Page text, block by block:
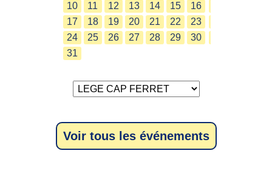
10
11 12 13 14 15
16
17
18 19 20 21 22
23
24
25 26 27 28 29
30
31
Voir tous les événements